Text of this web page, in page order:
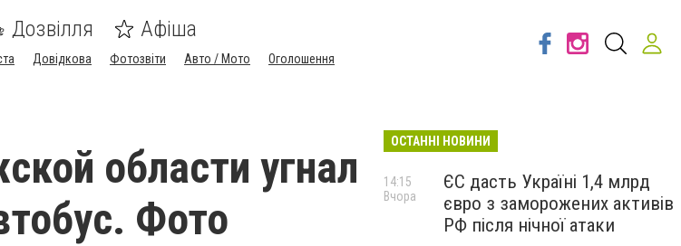
Дозвілля Афіша
Довідкова Фотозвіти Авто / Мото Оголошення
области угнал
Фото
ОСТАННІ НОВИНИ
ЄС дасть Україні 1,4 млрд
євро з заморожених активів
РФ після нічної атаки
14:15
Вчора